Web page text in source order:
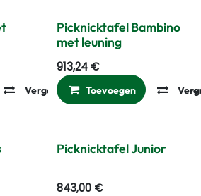
Vergelijken Toevoegen aan
Picknicktafel Bambino
met leuning
913,24€
Toevoegen
Picknicktafel Junior
843,00€